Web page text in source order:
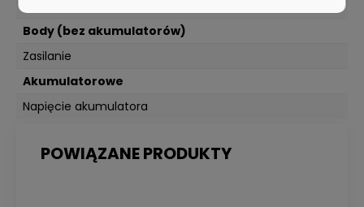
Body (bez akumulatorów)
Zasilanie
Akumulatorowe
Napięcie akumulatora
POWIĄZANE PRODUKTY